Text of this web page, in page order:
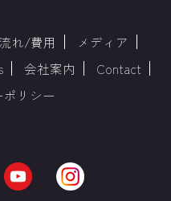
れ/費用
メディア
会社案内
Contact
ポリシー